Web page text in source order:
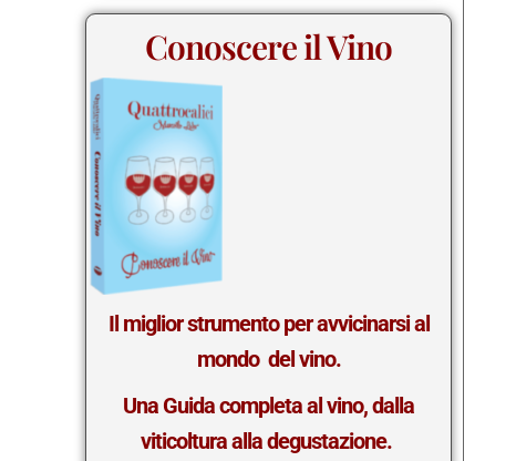
Conoscere il Vino
Il miglior strumento per avvicinarsi al
mondo del vino.
Una Guida completa al vino, dalla
viticoltura alla degustazione.